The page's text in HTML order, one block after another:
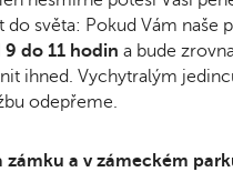
světa: Pokud Vám
9 do 11 hodin a bude
ihned. Vychytralým
odepřeme.
zámku a v zámeckém